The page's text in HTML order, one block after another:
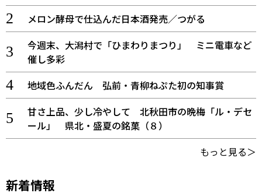
メロン酵母で仕込んだ日本酒発売／つがる
今週末、大潟村で「ひまわりまつり」 ミニ電車など
催し多彩
地域色ふんだん 弘前・青柳ねぷた初の知事賞
甘さ上品、少し冷やして 北秋田市の晩梅「ル・デセ
ール」 県北・盛夏の銘菓（８）
もっと見る＞
新着情報